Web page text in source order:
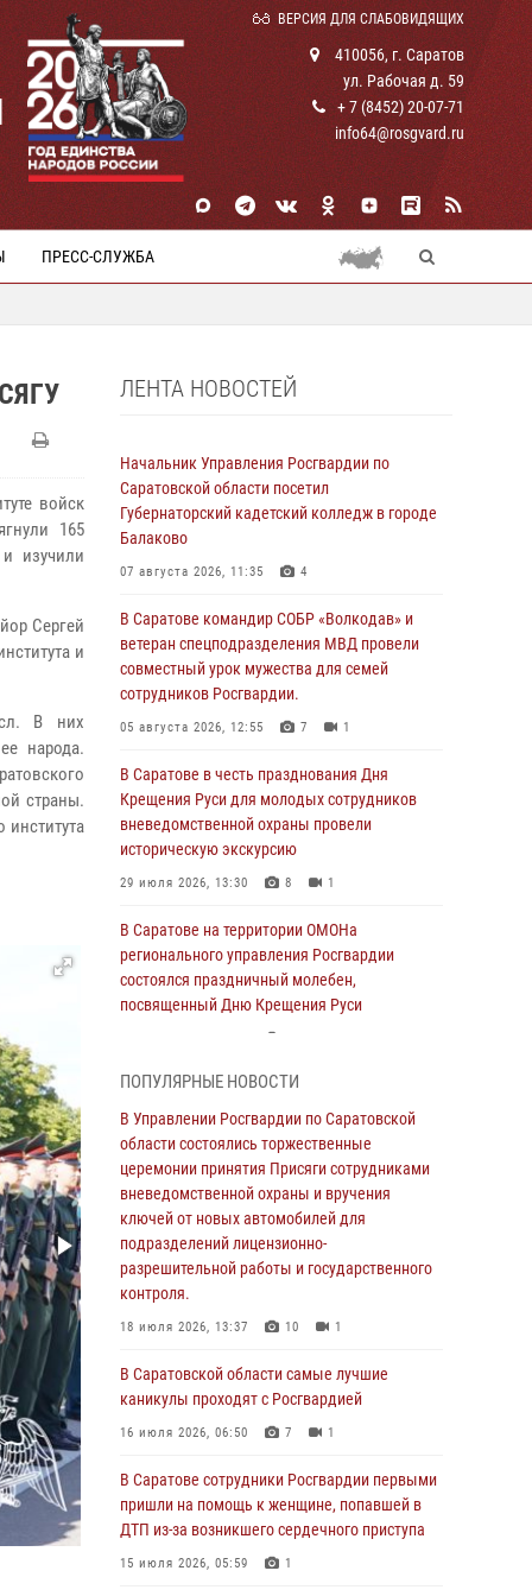
ВЕРСИЯ ДЛЯ СЛАБОВИДЯЩИХ
410056, г. Саратов
ул. Рабочая д. 59
+ 7 (8452) 20-07-71
info64@rosgvard.ru
ПРЕСС-СЛУЖБА
войск
165
изучили
Сергей
и
В них
народа.
страны.
ЛЕНТА НОВОСТЕЙ
Начальник Управления Росгвардии по
Саратовской области посетил
Губернаторский кадетский колледж в городе
Балаково
07 августа 2026, 11:35 4
В Саратове командир СОБР «Волкодав» и
ветеран спецподразделения МВД провели
совместный урок мужества для семей
сотрудников Росгвардии.
05 августа 2026, 12:55 7 1
В Саратове в честь празднования Дня
Крещения Руси для молодых сотрудников
вневедомственной охраны провели
историческую экскурсию
29 июля 2026, 13:30 8 1
В Саратове на территории ОМОНа
регионального управления Росгвардии
состоялся праздничный молебен,
посвященный Дню Крещения Руси
В Саратовской области сотрудники
Росгвардии помогли вернуться домой
потерявшейся пенсионерке
21 июля 2026, 10:38
В Управлении Росгвардии по Саратовской
области состоялись торжественные
церемонии принятия Присяги сотрудниками
вневедомственной охраны и вручения
ключей от новых автомобилей для
разрешительной работы и государственного
18 июля 2026, 13:37 10 1
В Саратовской области самые лучшие
16 июля 2026, 06:50 7 1
ПОПУЛЯРНЫЕ НОВОСТИ
В Управлении Росгвардии по Саратовской
области состоялись торжественные
церемонии принятия Присяги сотрудниками
вневедомственной охраны и вручения
ключей от новых автомобилей для
подразделений лицензионно-
разрешительной работы и государственного
контроля.
18 июля 2026, 13:37 10 1
В Саратовской области самые лучшие
каникулы проходят с Росгвардией
16 июля 2026, 06:50 7 1
В Саратове сотрудники Росгвардии первыми
пришли на помощь к женщине, попавшей в
ДТП из-за возникшего сердечного приступа
15 июля 2026, 05:59 1